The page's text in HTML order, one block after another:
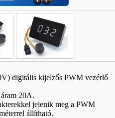
digitális kijelzős PWM vezérlő
20A.
jelenik meg a PWM
állítható.